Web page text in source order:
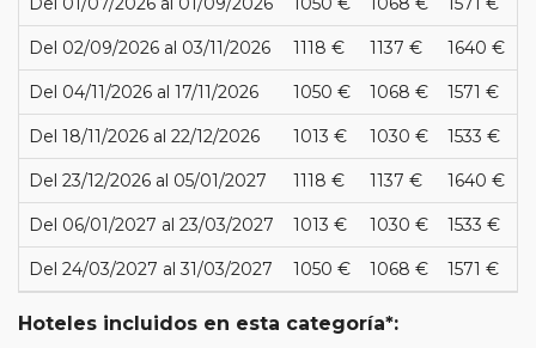
Del 02/09/2026 al 03/11/2026 1118 € 1137 € 1640 €
Del 04/11/2026 al 17/11/2026 1050 € 1068 € 1571 €
Del 18/11/2026 al 22/12/2026 1013 € 1030 € 1533 €
Del 23/12/2026 al 05/01/2027 1118 € 1137 € 1640 €
Del 06/01/2027 al 23/03/2027 1013 € 1030 € 1533 €
Del 24/03/2027 al 31/03/2027 1050 € 1068 € 1571 €
Hoteles incluidos en esta categoría*: